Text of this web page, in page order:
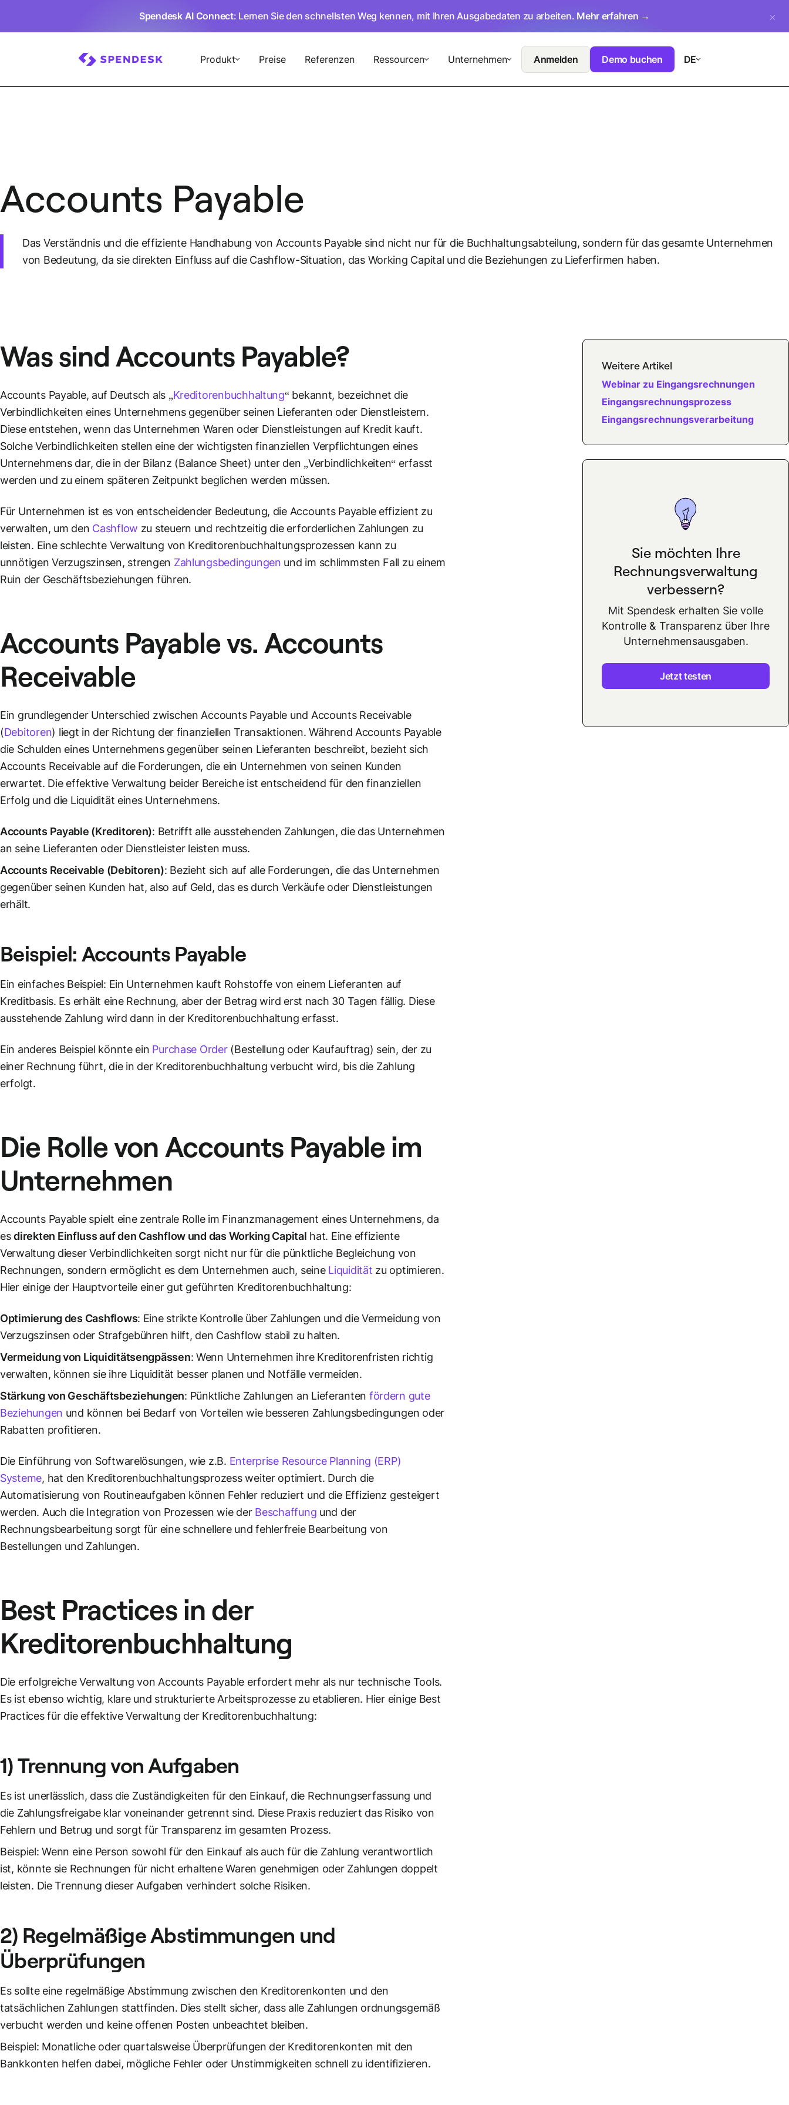
Spendesk AI Connect: Lernen Sie den schnellsten Weg kennen, mit Ihren Ausgabedaten zu arbeiten. Mehr erfahren →
Produkt Preise Referenzen Ressourcen Unternehmen Anmelden Demo buchen DE
Accounts Payable
Das Verständnis und die effiziente Handhabung von Accounts Payable sind nicht nur für die Buchhaltungsabteilung, sondern für das gesamte Unternehmen
von Bedeutung, da sie direkten Einfluss auf die Cashflow-Situation, das Working Capital und die Beziehungen zu Lieferfirmen haben.
Was sindAccounts Payable?
Accounts Payable, auf Deutsch als „Kreditorenbuchhaltung“ bekannt, bezeichnet die
Verbindlichkeiten eines Unternehmens gegenüber seinen Lieferanten oder Dienstleistern.
Diese entstehen, wenn das Unternehmen Waren oder Dienstleistungen auf Kredit kauft.
Solche Verbindlichkeiten stellen eine der wichtigsten finanziellen Verpflichtungen eines
Unternehmens dar, die in der Bilanz (Balance Sheet) unter den „Verbindlichkeiten“ erfasst
werden und zu einem späteren Zeitpunkt beglichen werden müssen.
Für Unternehmen ist es von entscheidender Bedeutung, die Accounts Payable effizient zu
verwalten, um den Cashflow zu steuern und rechtzeitig die erforderlichen Zahlungen zu
leisten. Eine schlechte Verwaltung von Kreditorenbuchhaltungsprozessen kann zu
unnötigen Verzugszinsen, strengen Zahlungsbedingungen und im schlimmsten Fall zu einem
Ruin der Geschäftsbeziehungen führen.
Accounts Payable vs. Accounts
Receivable
Ein grundlegender Unterschied zwischen Accounts Payable und Accounts Receivable
(Debitoren) liegt in der Richtung der finanziellen Transaktionen. Während Accounts Payable
die Schulden eines Unternehmens gegenüber seinen Lieferanten beschreibt, bezieht sich
Accounts Receivable auf die Forderungen, die ein Unternehmen von seinen Kunden
erwartet. Die effektive Verwaltung beider Bereiche ist entscheidend für den finanziellen
Erfolg und die Liquidität eines Unternehmens.
Accounts Payable (Kreditoren): Betrifft alle ausstehenden Zahlungen, die das Unternehmen
an seine Lieferanten oder Dienstleister leisten muss.
Accounts Receivable (Debitoren): Bezieht sich auf alle Forderungen, die das Unternehmen
gegenüber seinen Kunden hat, also auf Geld, das es durch Verkäufe oder Dienstleistungen
erhält.
Beispiel: Accounts Payable
Ein einfaches Beispiel: Ein Unternehmen kauft Rohstoffe von einem Lieferanten auf
Kreditbasis. Es erhält eine Rechnung, aber der Betrag wird erst nach 30 Tagen fällig. Diese
ausstehende Zahlung wird dann in der Kreditorenbuchhaltung erfasst.
Ein anderes Beispiel könnte ein Purchase Order (Bestellung oder Kaufauftrag) sein, der zu
einer Rechnung führt, die in der Kreditorenbuchhaltung verbucht wird, bis die Zahlung
erfolgt.
Die Rolle von Accounts Payable im
Unternehmen
Accounts Payable spielt eine zentrale Rolle im Finanzmanagement eines Unternehmens, da
esdirekten Einfluss auf den Cashflow und das Working Capital hat. Eine effiziente
Verwaltung dieser Verbindlichkeiten sorgt nicht nur für die pünktliche Begleichung von
Rechnungen, sondern ermöglicht es dem Unternehmen auch, seine Liquidität zu optimieren.
Hier einige der Hauptvorteile einer gut geführten Kreditorenbuchhaltung:
Optimierung des Cashflows: Eine strikte Kontrolle über Zahlungen und die Vermeidung von
Verzugszinsen oder Strafgebühren hilft, den Cashflow stabil zu halten.
Vermeidung von Liquiditätsengpässen: Wenn Unternehmen ihre Kreditorenfristen richtig
verwalten, können sie ihre Liquidität besser planen und Notfälle vermeiden.
Stärkung von Geschäftsbeziehungen: Pünktliche Zahlungen an Lieferanten fördern gute
Beziehungen und können bei Bedarf von Vorteilen wie besseren Zahlungsbedingungen oder
Rabatten profitieren.
Die Einführung von Softwarelösungen, wie z.B. Enterprise Resource Planning (ERP)
Systeme, hat den Kreditorenbuchhaltungsprozess weiter optimiert. Durch die
Automatisierung von Routineaufgaben können Fehler reduziert und die Effizienz gesteigert
werden. Auch die Integration von Prozessen wie der Beschaffung und der
Rechnungsbearbeitung sorgt für eine schnellere und fehlerfreie Bearbeitung von
Bestellungen und Zahlungen.
Best Practices in der
Kreditorenbuchhaltung
Die erfolgreiche Verwaltung von Accounts Payable erfordert mehr als nur technische Tools.
Es ist ebenso wichtig, klare und strukturierte Arbeitsprozesse zu etablieren. Hier einige Best
Practices für die effektive Verwaltung der Kreditorenbuchhaltung:
1) Trennung von Aufgaben
Es ist unerlässlich, dass die Zuständigkeiten für den Einkauf, die Rechnungserfassung und
die Zahlungsfreigabe klar voneinander getrennt sind. Diese Praxis reduziert das Risiko von
Fehlern und Betrug und sorgt für Transparenz im gesamten Prozess.
Beispiel: Wenn eine Person sowohl für den Einkauf als auch für die Zahlung verantwortlich
ist, könnte sie Rechnungen für nicht erhaltene Waren genehmigen oder Zahlungen doppelt
leisten. Die Trennung dieser Aufgaben verhindert solche Risiken.
2) Regelmäßige Abstimmungen und
Überprüfungen
Es sollte eine regelmäßige Abstimmung zwischen den Kreditorenkonten und den
tatsächlichen Zahlungen stattfinden. Dies stellt sicher, dass alle Zahlungen ordnungsgemäß
verbucht werden und keine offenen Posten unbeachtet bleiben.
Beispiel: Monatliche oder quartalsweise Überprüfungen der Kreditorenkonten mit den
Bankkonten helfen dabei, mögliche Fehler oder Unstimmigkeiten schnell zu identifizieren.
Weitere Artikel
Webinar zu Eingangsrechnungen
Eingangsrechnungsprozess
Eingangsrechnungsverarbeitung
Sie möchten Ihre
Rechnungsverwaltung
verbessern?
Mit Spendesk erhalten Sie volle
Kontrolle & Transparenz über Ihre
Unternehmensausgaben.
Jetzt testen